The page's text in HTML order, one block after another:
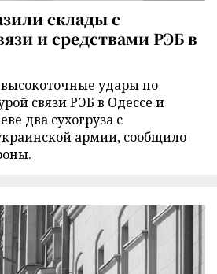
склады с
и средствами РЭБ в
удары по
связи РЭБ в Одессе и
два сухогруза с
армии, сообщило